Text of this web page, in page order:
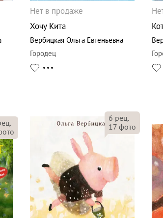
Нет в продаже
Хочу Кита
Вербицкая Ольга Евгеньевна
Городец
6 рец.
17фото